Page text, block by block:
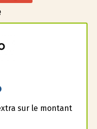
sur le montant